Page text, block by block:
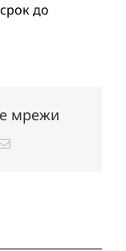
до
мрежи
Електронна